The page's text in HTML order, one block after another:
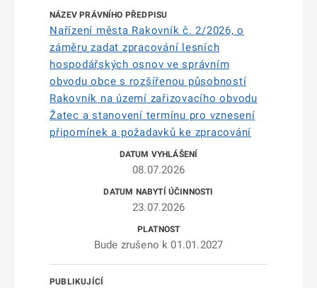
Nařízení města Rakovník č. 2/2026, o
záměru zadat zpracování lesních
hospodářských osnov ve správním
obvodu obce s rozšířenou působností
Rakovník na území zařizovacího obvodu
Žatec a stanovení termínu pro vznesení
připomínek a požadavků ke zpracování
08.07.2026
23.07.2026
Bude zrušeno k 01.01.2027